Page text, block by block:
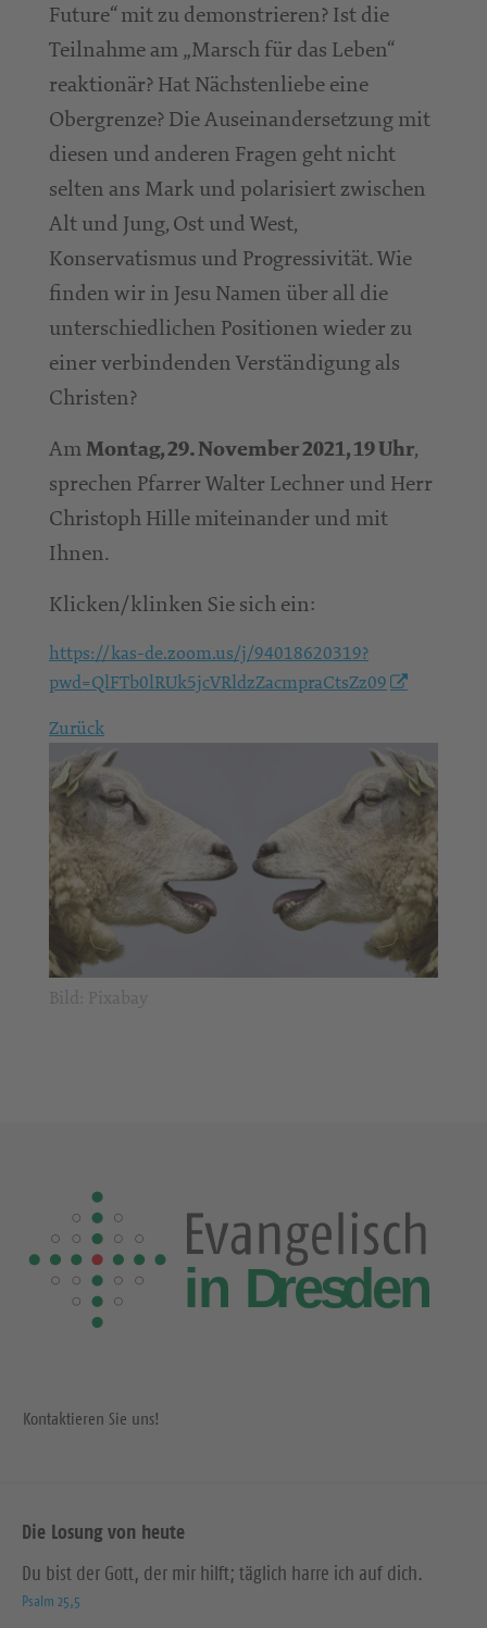
Future“ mit zu demonstrieren? Ist die
Teilnahme am „Marsch für das Leben“
reaktionär? Hat Nächstenliebe eine
Obergrenze? Die Auseinandersetzung mit
diesen und anderen Fragen geht nicht
selten ans Mark und polarisiert zwischen
Alt und Jung, Ost und West,
Konservatismus und Progressivität. Wie
finden wir in Jesu Namen über all die
unterschiedlichen Positionen wieder zu
einer verbindenden Verständigung als
Christen?
AmMontag, 29. November 2021, 19 Uhr,
sprechen Pfarrer Walter Lechner und Herr
Christoph Hille miteinander und mit
Ihnen.
Klicken/klinken Sie sich ein:
https://kas-de.zoom.us/j/94018620319?
pwd=QlFTb0lRUk5jcVRldzZacmpraCtsZz09
Zurück
Kontaktieren Sie uns!
Die Losung von heute
Du bist der Gott, der mir hilft; täglich harre ich auf dich.
Psalm 25,5